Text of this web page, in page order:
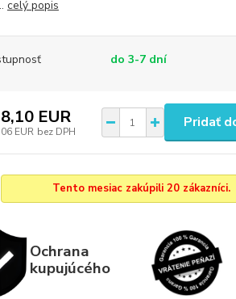
celý popis
do 3-7 dní
EUR
EUR bez DPH
Pridať
Tento mesiac zakúpili 20 zákazníci.
Ochrana
kupujúcého